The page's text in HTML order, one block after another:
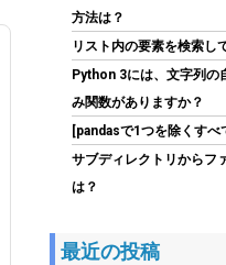
Seagate IronWolf 内蔵
ST4000VN006/EC
方法は？
リスト内の要素を検索し
Python 3には、文字列の
み関数がありますか？
[pandasで1つを除くすべ
サブディレクトリからフ
は？
最近の投稿